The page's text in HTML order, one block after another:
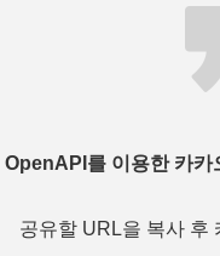
OpenAPI를 이용한 카카
공유할 URL을 복사 후